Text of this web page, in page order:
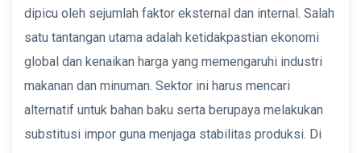
dipicu oleh sejumlah faktor eksternal dan internal. Salah
satu tantangan utama adalah ketidakpastian ekonomi
global dan kenaikan harga yang memengaruhi industri
makanan dan minuman. Sektor ini harus mencari
alternatif untuk bahan baku serta berupaya melakukan
substitusi impor guna menjaga stabilitas produksi. Di